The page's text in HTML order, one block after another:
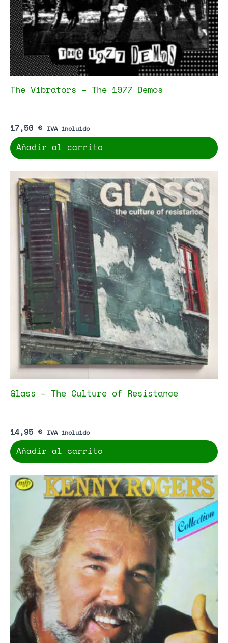
The Vibrators – The 1977 Demos
17,50 € IVA incluido
Añadir al carrito
Glass – The Culture of Resistance
14,95 € IVA incluido
Añadir al carrito